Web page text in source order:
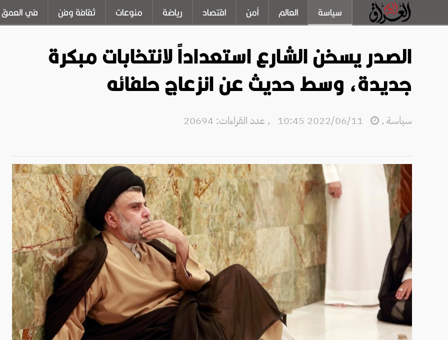
سياسة العالم أمن اقتصاد رياضة منوعات ثقافة وفن في العمق
الصدر يسخن الشارع استعداداً لانتخابات مبكرة
جديدة، وسط حديث عن انزعاج حلفائه
سياسة ,
, عدد القراءات: 20694